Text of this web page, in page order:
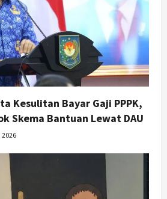
Kesulitan Bayar Gaji PPPK,
Skema Bantuan Lewat DAU
2026